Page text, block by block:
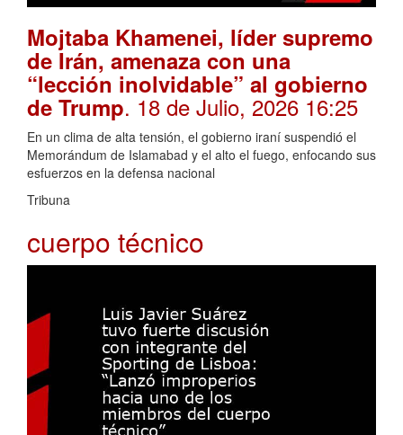
Mojtaba Khamenei, líder supremo
de Irán, amenaza con una
“lección inolvidable” al gobierno
de Trump. 18 de Julio, 2026 16:25
En un clima de alta tensión, el gobierno iraní suspendió el
Memorándum de Islamabad y el alto el fuego, enfocando sus
esfuerzos en la defensa nacional
Tribuna
cuerpo técnico